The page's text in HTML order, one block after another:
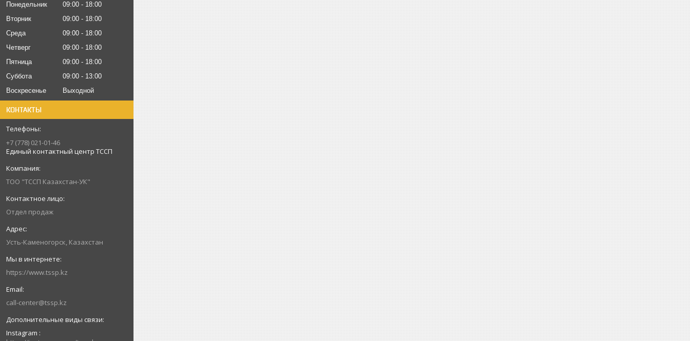
Понедельник 09:00
18:00
Вторник
09:00
18:00
Среда
09:00
18:00
Четверг
09:00
18:00
Пятница
09:00
18:00
Суббота
09:00
13:00
Воскресенье
Выходной
КОНТАКТЫ
+7 (778) 021-01-46
Единый контактный центр ТССП
ТОО "ТССП Казахстан-УК"
Отдел продаж
Усть-Каменогорск, Казахстан
https://www.tssp.kz
call-center@tssp.kz
Instagram